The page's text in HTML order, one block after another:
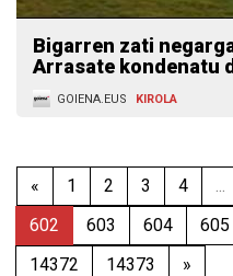
Bigarren zati
Arrasate kondenatu
GOIENA.EUS KIROLA
« 1 2 3 4 ...
602
603 604 605
14372
14373 »